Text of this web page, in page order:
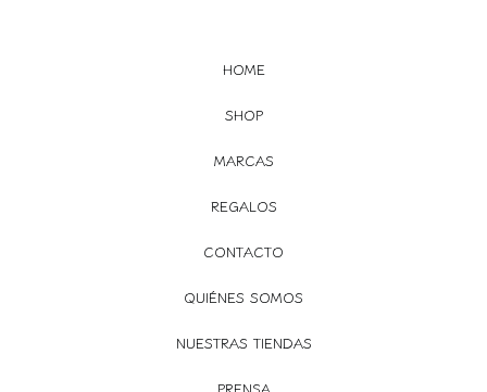
HOME
SHOP
MARCAS
REGALOS
CONTACTO
QUIÉNES SOMOS
NUESTRAS TIENDAS